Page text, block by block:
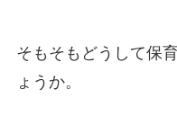
そもそもどうして保
ょうか。